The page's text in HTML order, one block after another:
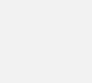
роль ИБ),
задач